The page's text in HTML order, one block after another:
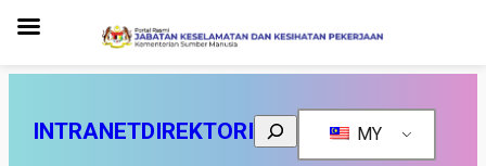
INTRANETDIREKTORI Search MY